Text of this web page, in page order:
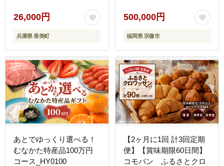
夕香楼しょう和 カフェ プ
26,000円
兵庫県 香美町
500,000円
福岡県 宗像市
あとでゆっくり選べる！
むなかた特産品100万円
コース_HY0100
【2ヶ月に1回 計3回定期
便】【賞味期限60日間】
コモパン ふるさとクロ